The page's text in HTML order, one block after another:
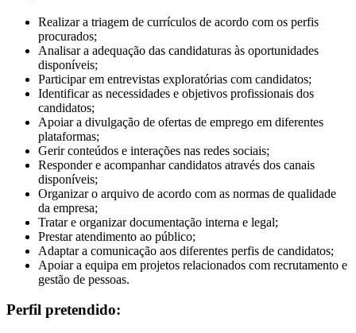
Realizar a triagem de currículos de acordo com os perfis
procurados;
Analisar a adequação das candidaturas às oportunidades
disponíveis;
Participar em entrevistas exploratórias com candidatos;
Identificar as necessidades e objetivos profissionais dos
candidatos;
Apoiar a divulgação de ofertas de emprego em diferentes
plataformas;
Gerir conteúdos e interações nas redes sociais;
Responder e acompanhar candidatos através dos canais
disponíveis;
Organizar o arquivo de acordo com as normas de qualidade
da empresa;
Tratar e organizar documentação interna e legal;
Prestar atendimento ao público;
Adaptar a comunicação aos diferentes perfis de candidatos;
Apoiar a equipa em projetos relacionados com recrutamento e
gestão de pessoas.
Perfil pretendido: